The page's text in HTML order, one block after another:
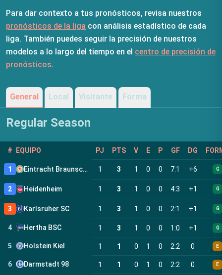
Para dar contexto a tus pronósticos, revisa nuestros
pronósticos de la liga con análisis estadístico de cada
liga. También puedes seguir la precisión de nuestros
modelos a lo largo del tiempo en el centro de precisión de
pronósticos.
General Local Visitante Forma
Regular Season
# EQUIPO PJ PTS V E P GF DG
1 Eintracht Braunschweig 1 3 1 0 0 7:1 +6 G
2 Heidenheim 1 3 1 0 0 4:3 +1 G
3 Karlsruher SC 1 3 1 0 0 2:1 +1 G
4 Hertha BSC 1 3 1 0 0 1:0 +1 G
5 Holstein Kiel 1 1 0 1 0 2:2 0 E
6 Darmstadt 98 1 1 0 1 0 2:2 0 E